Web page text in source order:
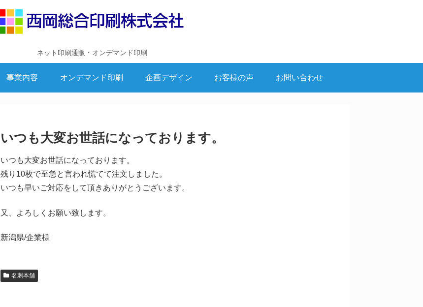
ネット印刷通販・オンデマンド印刷
事業内容 オンデマンド印刷 企画デザイン お客様の声 お問い合わせ
いつも大変お世話になっております。
いつも大変お世話になっております。
残り10枚で至急と言われ慌てて注文しました。
いつも早いご対応をして頂きありがとうございます。
又、よろしくお願い致します。
新潟県/企業様
名刺本舗